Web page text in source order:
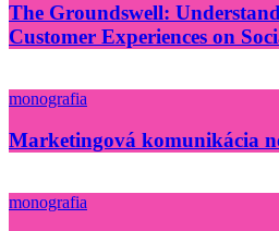
The Groundswell:
Customer Experiences on
monografia
Marketingová komunikácia
monografia